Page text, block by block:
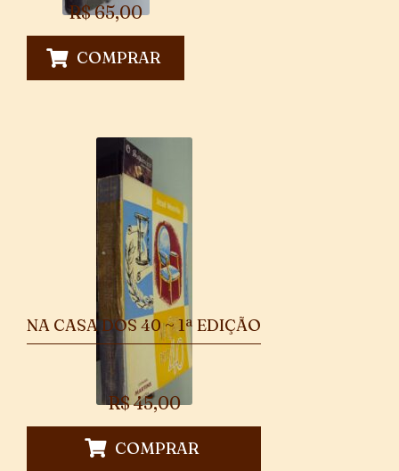
R$65,00
COMPRAR
NA CASA DOS 40 ~ 1ª EDIÇÃO
R$45,00
COMPRAR